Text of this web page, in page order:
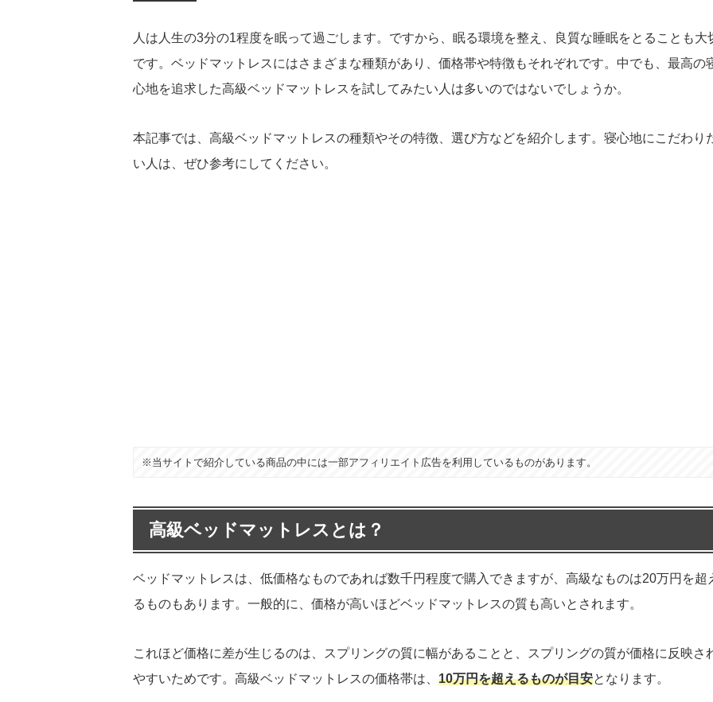
人は人生の3分の1程度を眠って過ごします。ですから、眠る環境を整え、良質な睡眠をとることも大
です。ベッドマットレスにはさまざまな種類があり、価格帯や特徴もそれぞれです。中でも、最高の
心地を追求した高級ベッドマットレスを試してみたい人は多いのではないでしょうか。
本記事では、高級ベッドマットレスの種類やその特徴、選び方などを紹介します。寝心地にこだわり
い人は、ぜひ参考にしてください。
※当サイトで紹介している商品の中には一部アフィリエイト広告を利用しているものがあります。
高級ベッドマットレスとは？
ベッドマットレスは、低価格なものであれば数千円程度で購入できますが、高級なものは20万円を超
るものもあります。一般的に、価格が高いほどベッドマットレスの質も高いとされます。
これほど価格に差が生じるのは、スプリングの質に幅があることと、スプリングの質が価格に反映さ
やすいためです。高級ベッドマットレスの価格帯は、 10万円を超えるものが目安となります。